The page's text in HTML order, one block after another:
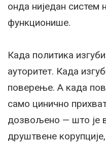
онда ниједан
функционише.
Када политика
ауторитет. Када
поверење. А када
само цинично
дозвољено — што је
друштвене